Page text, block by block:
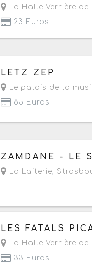
La Halle Verrière de
23 Euros
Le jeudi 24 septembre
LETZ ZEP
Le palais de la
85 Euros
Le samedi 26
ZAMDANE - LE
La Laiterie,
Le samedi 26
LES FATALS
La Halle Verrière de
33 Euros